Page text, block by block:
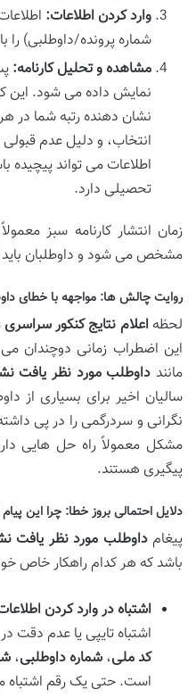
وارد کردن اطلاعات:
شماره پرونده/داوطلبی) را
مشاهده و تحلیل کارنامه:
نمایش داده می شود. این
نشان دهنده رتبه شما در
انتخاب، و دلیل عدم
اطلاعات می تواند پیچیده
تحصیلی دارد.
زمان انتشار کارنامه سبز
مشخص می شود و داوطلبان باید
روایت چالش ها: مواجهه با خطای
لحظه اعلام نتایج کنکور سراسری
این اضطراب زمانی دوچندان
مانند داوطلب مورد نظر یافت
سالیان اخیر برای بسیاری از
نگرانی و سردرگمی را در پی
مشکل معمولاً راه حل هایی
پیگیری هستند.
دلایل احتمالی بروز خطا: چرا این
پیغامداوطلب مورد نظر یافت
باشد که هر کدام راهکار خاص
اشتباه در وارد کردن
اشتباه تایپی یا عدم دقت
کد ملی، شماره داوطلبی،
است. حتی یک رقم اشتباه